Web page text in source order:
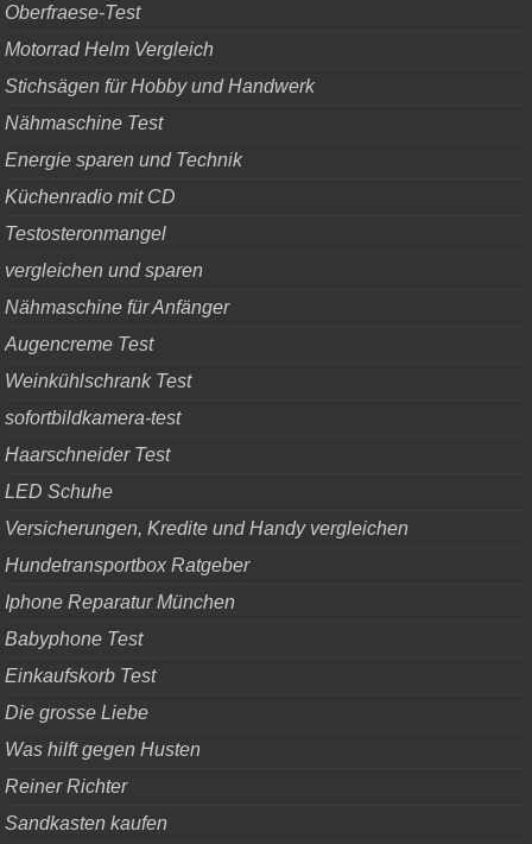
Oberfraese-Test
Motorrad Helm Vergleich
Stichsägen für Hobby und Handwerk
Nähmaschine Test
Energie sparen und Technik
Küchenradio mit CD
Testosteronmangel
vergleichen und sparen
Nähmaschine für Anfänger
Augencreme Test
Weinkühlschrank Test
sofortbildkamera-test
Haarschneider Test
LED Schuhe
Versicherungen, Kredite und Handy vergleichen
Hundetransportbox Ratgeber
Iphone Reparatur München
Babyphone Test
Einkaufskorb Test
Die grosse Liebe
Was hilft gegen Husten
Reiner Richter
Sandkasten kaufen